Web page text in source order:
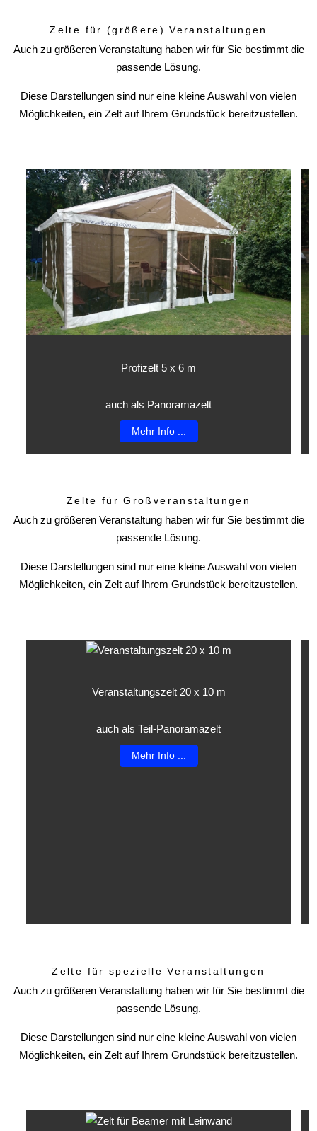
Zelte für (größere) Veranstaltungen
Auch zu größeren Veranstaltung haben wir für Sie bestimmt die
passende Lösung.
Diese Darstellungen sind nur eine kleine Auswahl von vielen
Möglichkeiten, ein Zelt auf Ihrem Grundstück bereitzustellen.
Profizelt 5 x 6 m
auch als Panoramazelt
Mehr Info ...
Zelte für Großveranstaltungen
Auch zu größeren Veranstaltung haben wir für Sie bestimmt die
passende Lösung.
Diese Darstellungen sind nur eine kleine Auswahl von vielen
Möglichkeiten, ein Zelt auf Ihrem Grundstück bereitzustellen.
Veranstaltungszelt 20 x 10 m
auch als Teil-Panoramazelt
Mehr Info ...
Zelte für spezielle Veranstaltungen
Auch zu größeren Veranstaltung haben wir für Sie bestimmt die
passende Lösung.
Diese Darstellungen sind nur eine kleine Auswahl von vielen
Möglichkeiten, ein Zelt auf Ihrem Grundstück bereitzustellen.